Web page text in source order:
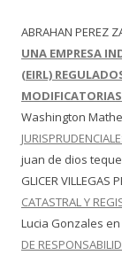
ABRAHAN PEREZ
UNA EMPRESA
(EIRL)
MODIFICATORIAS
Washington
juan de dios
GLICER VILLEGAS
CATASTRAL Y
Lucia Gonzales en
DE